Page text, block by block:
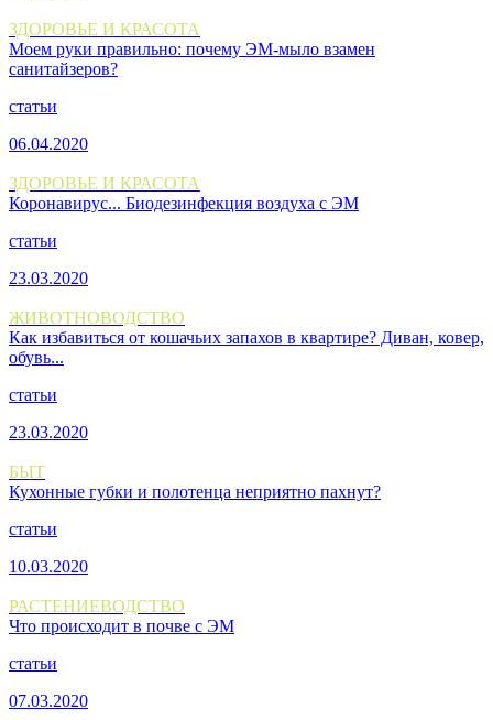
ЗДОРОВЬЕ И КРАСОТА
Моем руки правильно: почему ЭМ-мыло взамен
санитайзеров?
статьи
06.04.2020
ЗДОРОВЬЕ И КРАСОТА
Коронавирус... Биодезинфекция воздуха с ЭМ
статьи
23.03.2020
ЖИВОТНОВОДСТВО
Как избавиться от кошачьих запахов в квартире? Диван, ковер,
обувь...
статьи
23.03.2020
БЫТ
Кухонные губки и полотенца неприятно пахнут?
статьи
10.03.2020
РАСТЕНИЕВОДСТВО
Что происходит в почве с ЭМ
статьи
07.03.2020